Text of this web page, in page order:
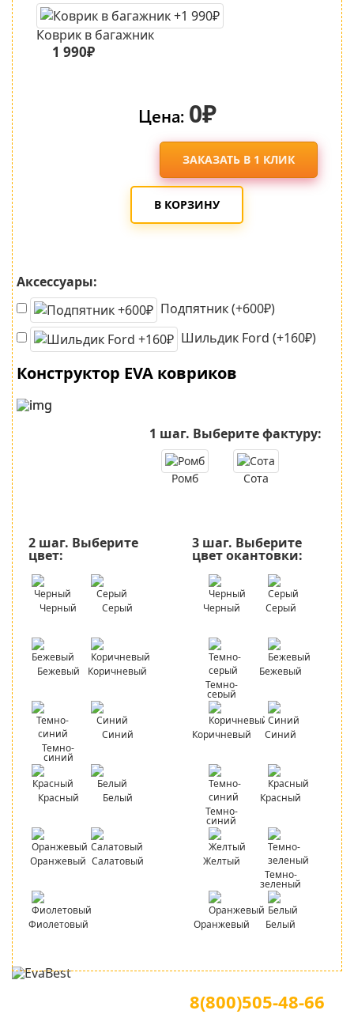
Коврик в багажник
1 990₽
Цена: 0₽
ЗАКАЗАТЬ В 1 КЛИК
В КОРЗИНУ
Аксессуары:
Подпятник (+600₽)
Шильдик Ford (+160₽)
Конструктор EVA ковриков
1 шаг. Выберите фактуру:
Ромб Сота
2 шаг. Выберите
цвет:
Черный Серый
Бежевый Коричневый
Темно-
синий
Синий
Красный Белый
Оранжевый Салатовый
Фиолетовый
3 шаг. Выберите
цвет окантовки:
Черный Серый
Темно-
серый
Бежевый
Коричневый Синий
Темно-
синий
Красный
Желтый
Темно-
зеленый
Оранжевый Белый
8(800)505-48-66